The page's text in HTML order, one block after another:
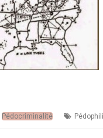
Pédocriminalité